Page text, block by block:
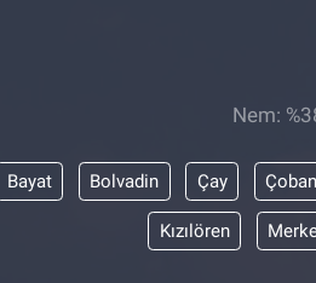
Nem:
Bayat Bolvadin Çay
Kızılören